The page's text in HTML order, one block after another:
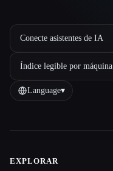
Conecte asistentes de IA
Índice legible por máquina
Language▾
EXPLORAR